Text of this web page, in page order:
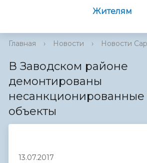
Жителям
Главная › Новости › Новости
В Заводском районе
демонтированы
несанкционированные
объекты
13.07.2017